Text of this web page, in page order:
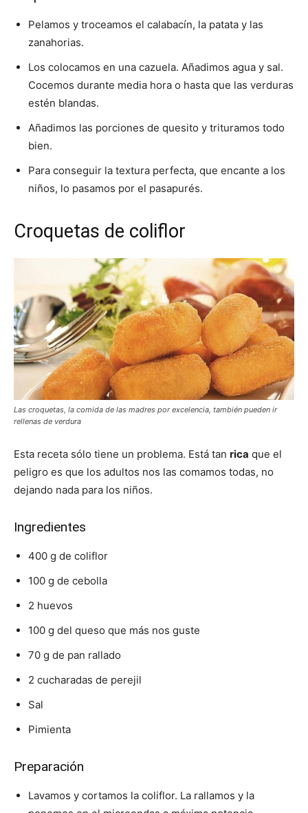
Pelamos y troceamos el calabacín, la patata y las
zanahorias.
Los colocamos en una cazuela. Añadimos agua y sal.
Cocemos durante media hora o hasta que las verduras
estén blandas.
Añadimos las porciones de quesito y trituramos todo
bien.
Para conseguir la textura perfecta, que encante a los
niños, lo pasamos por el pasapurés.
Croquetas de coliflor
Las croquetas, la comida de las madres por excelencia, también pueden ir
rellenas de verdura
Esta receta sólo tiene un problema. Está tan rica que el
peligro es que los adultos nos las comamos todas, no
dejando nada para los niños.
Ingredientes
400 g de coliflor
100 g de cebolla
2 huevos
100 g del queso que más nos guste
70 g de pan rallado
2 cucharadas de perejil
Sal
Pimienta
Preparación
Lavamos y cortamos la coliflor. La rallamos y la